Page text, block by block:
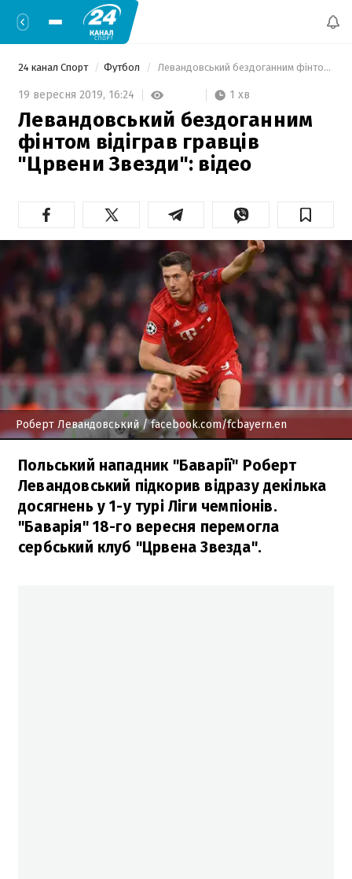
24 канал Спорт Футбол Левандовський бездоганним фінтом відіграв гравців "Црвени Звезди": відео
19 вересня 2019, 16:24 1 хв
Левандовський бездоганним
фінтом відіграв гравців
"Црвени Звезди": відео
Роберт Левандовський/ facebook.com/fcbayern.en
Польський нападник "Баварії" Роберт
Левандовський підкорив відразу декілька
досягнень у 1-у турі Ліги чемпіонів.
"Баварія" 18-го вересня перемогла
сербський клуб "Црвена Звезда".